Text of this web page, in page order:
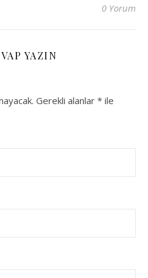
0 Yorum
YAZIN
Gerekli alanlar * ile